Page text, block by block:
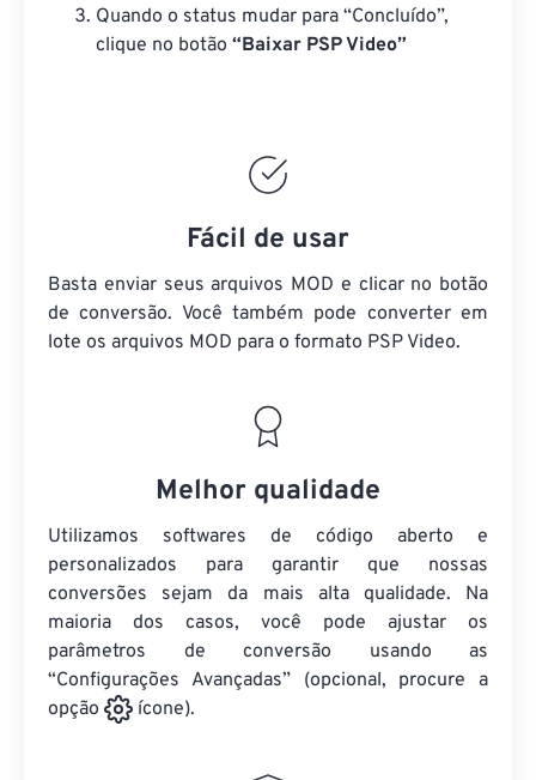
Quando o status mudar para “Concluído”,
clique no botão “Baixar PSP Video”
Fácil de usar
Basta enviar seus arquivos MOD e clicar no botão
de conversão. Você também pode converter em
lote os arquivos MOD para o formato PSP Video.
Melhor qualidade
Utilizamos softwares de código aberto e
personalizados para garantir que nossas
conversões sejam da mais alta qualidade. Na
maioria dos casos, você pode ajustar os
parâmetros de conversão usando as
“Configurações Avançadas” (opcional, procure a
opção
ícone).